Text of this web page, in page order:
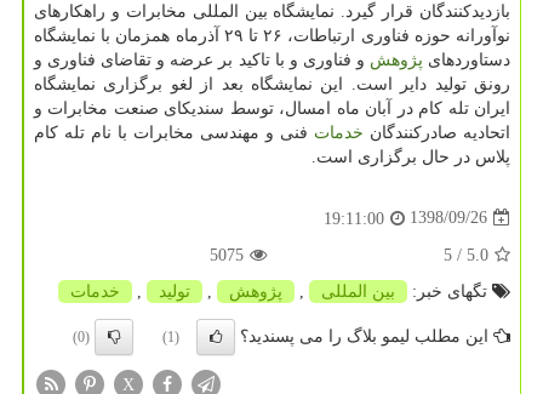
بازدیدكنندگان قرار گیرد. نمایشگاه بین المللی مخابرات و راهكارهای
نوآورانه حوزه فناوری ارتباطات، ۲۶ تا ۲۹ آذرماه همزمان با نمایشگاه
دستاوردهای پژوهش و فناوری و با تاكید بر عرضه و تقاضای فناوری و
رونق تولید دایر است. این نمایشگاه بعد از لغو برگزاری نمایشگاه
ایران تله كام در آبان ماه امسال، توسط سندیكای صنعت مخابرات و
اتحادیه صادركنندگان خدمات فنی و مهندسی مخابرات با نام تله كام
پلاس در حال برگزاری است.
1398/09/26
19:11:00
5.0
/ 5
5075
تگهای خبر:
بین المللی پژوهش تولید خدمات
این مطلب لیمو بلاگ را می پسندید؟ (1)
(0)
X